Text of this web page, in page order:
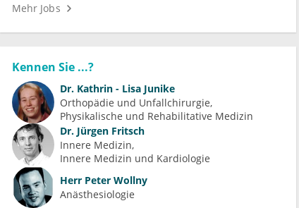
Mehr Jobs
Kennen Sie ...?
Dr. Kathrin - Lisa Junike
Orthopädie und Unfallchirurgie
Physikalische und Rehabilitative Medizin
Dr. Jürgen Fritsch
Innere Medizin
Innere Medizin und Kardiologie
Herr Peter Wollny
Anästhesiologie